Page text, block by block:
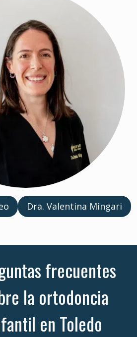
Dra. Valentina Mingari
frecuentes
la ortodoncia
en Toledo